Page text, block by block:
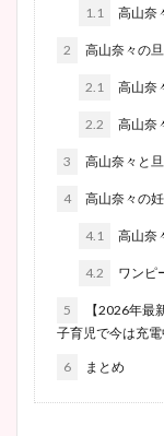
1.1 高山奈
2 高山奈々の
2.1 高山奈
2.2 高山奈
3 高山奈々と
4 高山奈々の
4.1 高山奈
4.2 ワンピ
5
【2026年最
子育児で今は充電
6 まとめ